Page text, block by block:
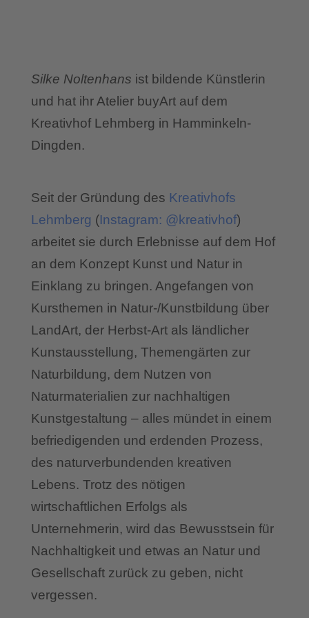
Silke Noltenhans ist bildende Künstlerin
und hat ihr Atelier buyArt auf dem
Kreativhof Lehmberg in Hamminkeln-
Dingden.
Seit der Gründung des Kreativhofs
Lehmberg (Instagram: @kreativhof)
arbeitet sie durch Erlebnisse auf dem Hof
an dem Konzept Kunst und Natur in
Einklang zu bringen. Angefangen von
Kursthemen in Natur-/Kunstbildung über
LandArt, der Herbst-Art als ländlicher
Kunstausstellung, Themengärten zur
Naturbildung, dem Nutzen von
Naturmaterialien zur nachhaltigen
Kunstgestaltung – alles mündet in einem
befriedigenden und erdenden Prozess,
des naturverbundenden kreativen
Lebens. Trotz des nötigen
wirtschaftlichen Erfolgs als
Unternehmerin, wird das Bewusstsein für
Nachhaltigkeit und etwas an Natur und
Gesellschaft zurück zu geben, nicht
vergessen.